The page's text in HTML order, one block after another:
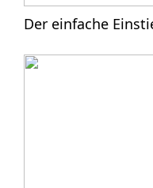
Der einfache